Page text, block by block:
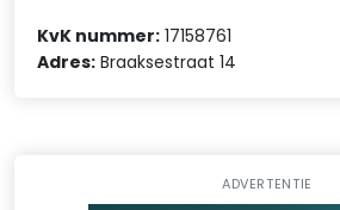
KvK nummer: 17158761
Adres: Braaksestraat 14
ADVERTENTIE